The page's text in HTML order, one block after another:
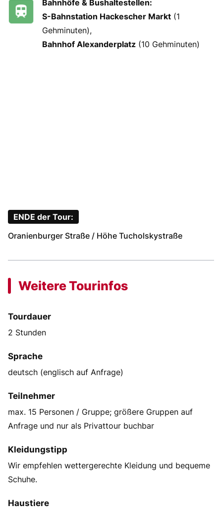
Bahnhöfe & Bushaltestellen:
S-Bahnstation Hackescher Markt(1
Gehminuten),
Bahnhof Alexanderplatz(10 Gehminuten)
ENDE der Tour:
Oranienburger Straße / Höhe Tucholskystraße
Weitere Tourinfos
Tourdauer
2 Stunden
Sprache
deutsch (englisch auf Anfrage)
Teilnehmer
max. 15 Personen / Gruppe; größere Gruppen auf
Anfrage und nur als Privattour buchbar
Kleidungstipp
Wir empfehlen wettergerechte Kleidung und bequeme
Schuhe.
Haustiere